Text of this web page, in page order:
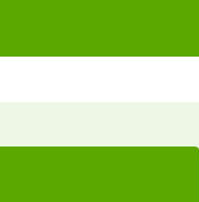
岡山県
施工例
広島県
施工例